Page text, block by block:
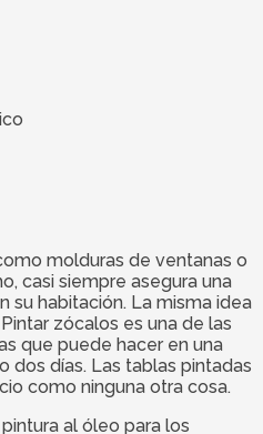
molduras de ventanas o
casi siempre asegura una
su habitación. La misma idea
zócalos es una de las
que puede hacer en una
dos días. Las tablas pintadas
como ninguna otra cosa.
al óleo para los